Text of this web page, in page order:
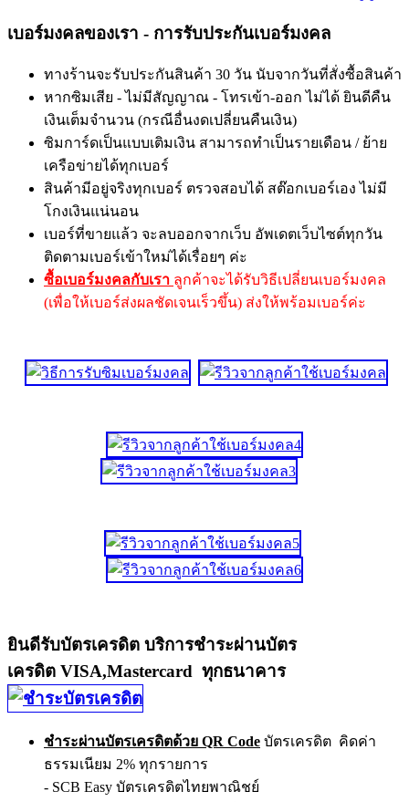
เบอร์มงคลของเรา - การรับประกันเบอร์มงคล
ทางร้านจะรับประกันสินค้า 30 วัน นับจากวันที่สั่งซื้อสินค้า
หากซิมเสีย - ไม่มีสัญญาณ - โทรเข้า-ออก ไม่ได้ ยินดีคืน
เงินเต็มจำนวน (กรณีอื่นงดเปลี่ยนคืนเงิน)
ซิมการ์ดเป็นแบบเติมเงิน สามารถทำเป็นรายเดือน / ย้าย
เครือข่ายได้ทุกเบอร์
สินค้ามีอยู่จริงทุกเบอร์ ตรวจสอบได้ สต๊อกเบอร์เอง ไม่มี
โกงเงินแน่นอน
เบอร์ที่ขายแล้ว จะลบออกจากเว็บ อัพเดตเว็บไซต์ทุกวัน
ติดตามเบอร์เข้าใหม่ได้เรื่อยๆ ค่ะ
ซื้อเบอร์มงคลกับเรา ลูกค้าจะได้รับวิธีเปลี่ยนเบอร์มงคล
(เพื่อให้เบอร์ส่งผลชัดเจนเร็วขึ้น) ส่งให้พร้อมเบอร์ค่ะ
ยินดีรับบัตรเครดิต บริการชำระผ่านบัตร
เครดิต VISA,Mastercard ทุกธนาคาร
ชำระผ่านบัตรเครดิตด้วย QR Code บัตรเครดิต คิดค่า
ธรรมเนียม 2% ทุกรายการ
- SCB Easy บัตรเครดิตไทยพาณิชย์